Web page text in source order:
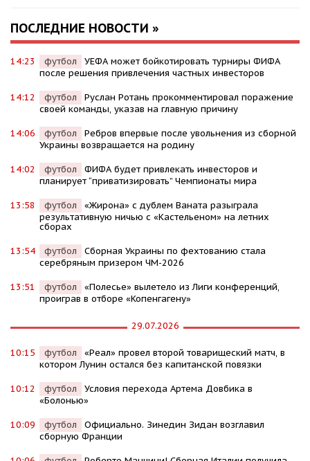
ПОСЛЕДНИЕ НОВОСТИ »
14:23 футбол
УЕФА может бойкотировать турниры ФИФА
после решения привлечения частных инвесторов
14:12 футбол
Руслан Ротань прокомментировал поражение
своей команды, указав на главную причину
14:06 футбол
Ребров впервые после увольнения из сборной
Украины возвращается на родину
14:02 футбол
ФИФА будет привлекать инвесторов и
планирует “приватизировать” Чемпионаты мира
13:58 футбол
«Жирона» с дублем Ваната разыграла
результативную ничью с «Кастельеном» на летних
сборах
13:54 футбол
Сборная Украины по фехтованию стала
серебряным призером ЧМ-2026
13:51 футбол
«Полесье» вылетело из Лиги конференций,
проиграв в отборе «Копенгагену»
29.07.2026
10:15 футбол
«Реал» провел второй товарищеский матч, в
котором Лунин остался без капитанской повязки
10:12 футбол
Условия перехода Артема Довбика в
«Болонью»
10:09 футбол
Официально. Зинедин Зидан возглавил
сборную Франции